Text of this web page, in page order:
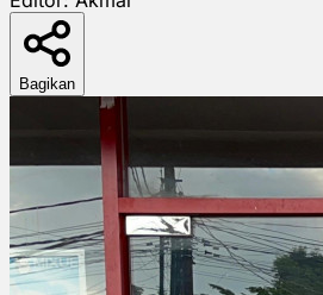
Bagikan